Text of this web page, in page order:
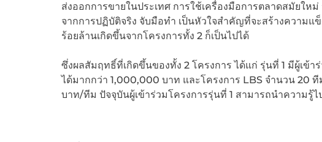
ส่งออกการขายในประเทศ การใช้เครื่องมือการตลาดสมัยให
จากการปฏิบัติจริง จับมือทำ เป็นหัวใจสำคัญที่จะสร้างความแ
ร้อยล้านเกิดขึ้นจากโครงการทั้ง 2 ก็เป็นไปได้
ซึ่งผลสัมฤทธิ์ที่เกิดขึ้นของทั้ง 2 โครงการ ได้แก่ รุ่นที่ 1 มีผู้เข้
ได้มากกว่า 1,000,000 บาท และโครงการ LBS จำนวน 20
บาท/ทีม ปัจจุบันผู้เข้าร่วมโครงการรุ่นที่ 1 สามารถนำความรู้